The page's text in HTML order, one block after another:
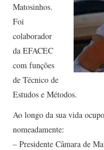
Matosinhos.
Foi
colaborador
da EFACEC
com funções
de Técnico de
Estudos e Métodos.
Ao longo da sua vida
nomeadamente:
– Presidente Câmara de